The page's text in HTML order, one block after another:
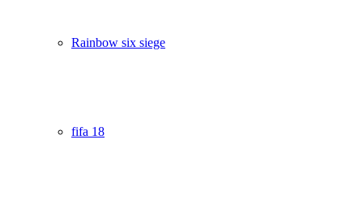
Rainbow six siege
fifa 18